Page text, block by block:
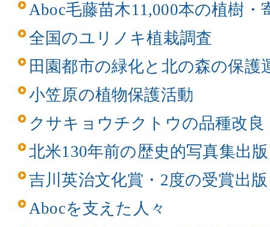
Aboc毛藤苗木11,000本の植樹・
全国のユリノキ植栽調査
田園都市の緑化と北の森の保護
小笠原の植物保護活動
クサキョウチクトウの品種改良
北米130年前の歴史的写真集出版
吉川英治文化賞・2度の受賞出版
Abocを支えた人々